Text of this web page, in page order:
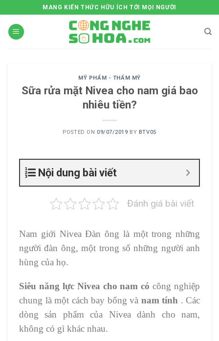
to
content
MANG KIẾN THỨC HỮU ÍCH TỚI MỌI NGƯỜI
MỸ PHẨM - THẨM MỸ
Sữa rửa mặt Nivea cho nam giá bao
nhiêu tiền?
POSTED ON 09/07/2019 BY BTV05
Nội dung bài viết
Đánh giá bài viết
Nam giới Nivea Đàn ông là một trong những
người đàn ông, một trong số những người anh
hùng của họ.
Siêu năng lực Nivea cho nam có công nghiệp
chung là một cách bay bổng và nam tính . Các
dòng sản phẩm của Nivea dành cho nam,
không có gì khác nhau.